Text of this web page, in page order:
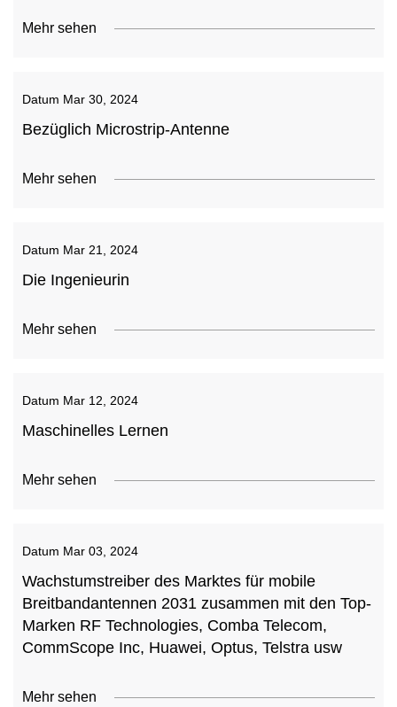
Mehr sehen
Datum Mar 30, 2024
Bezüglich Microstrip-Antenne
Mehr sehen
Datum Mar 21, 2024
Die Ingenieurin
Mehr sehen
Datum Mar 12, 2024
Maschinelles Lernen
Mehr sehen
Datum Mar 03, 2024
Wachstumstreiber des Marktes für mobile
Breitbandantennen 2031 zusammen mit den Top-
Marken RF Technologies, Comba Telecom,
CommScope Inc, Huawei, Optus, Telstra usw
Mehr sehen